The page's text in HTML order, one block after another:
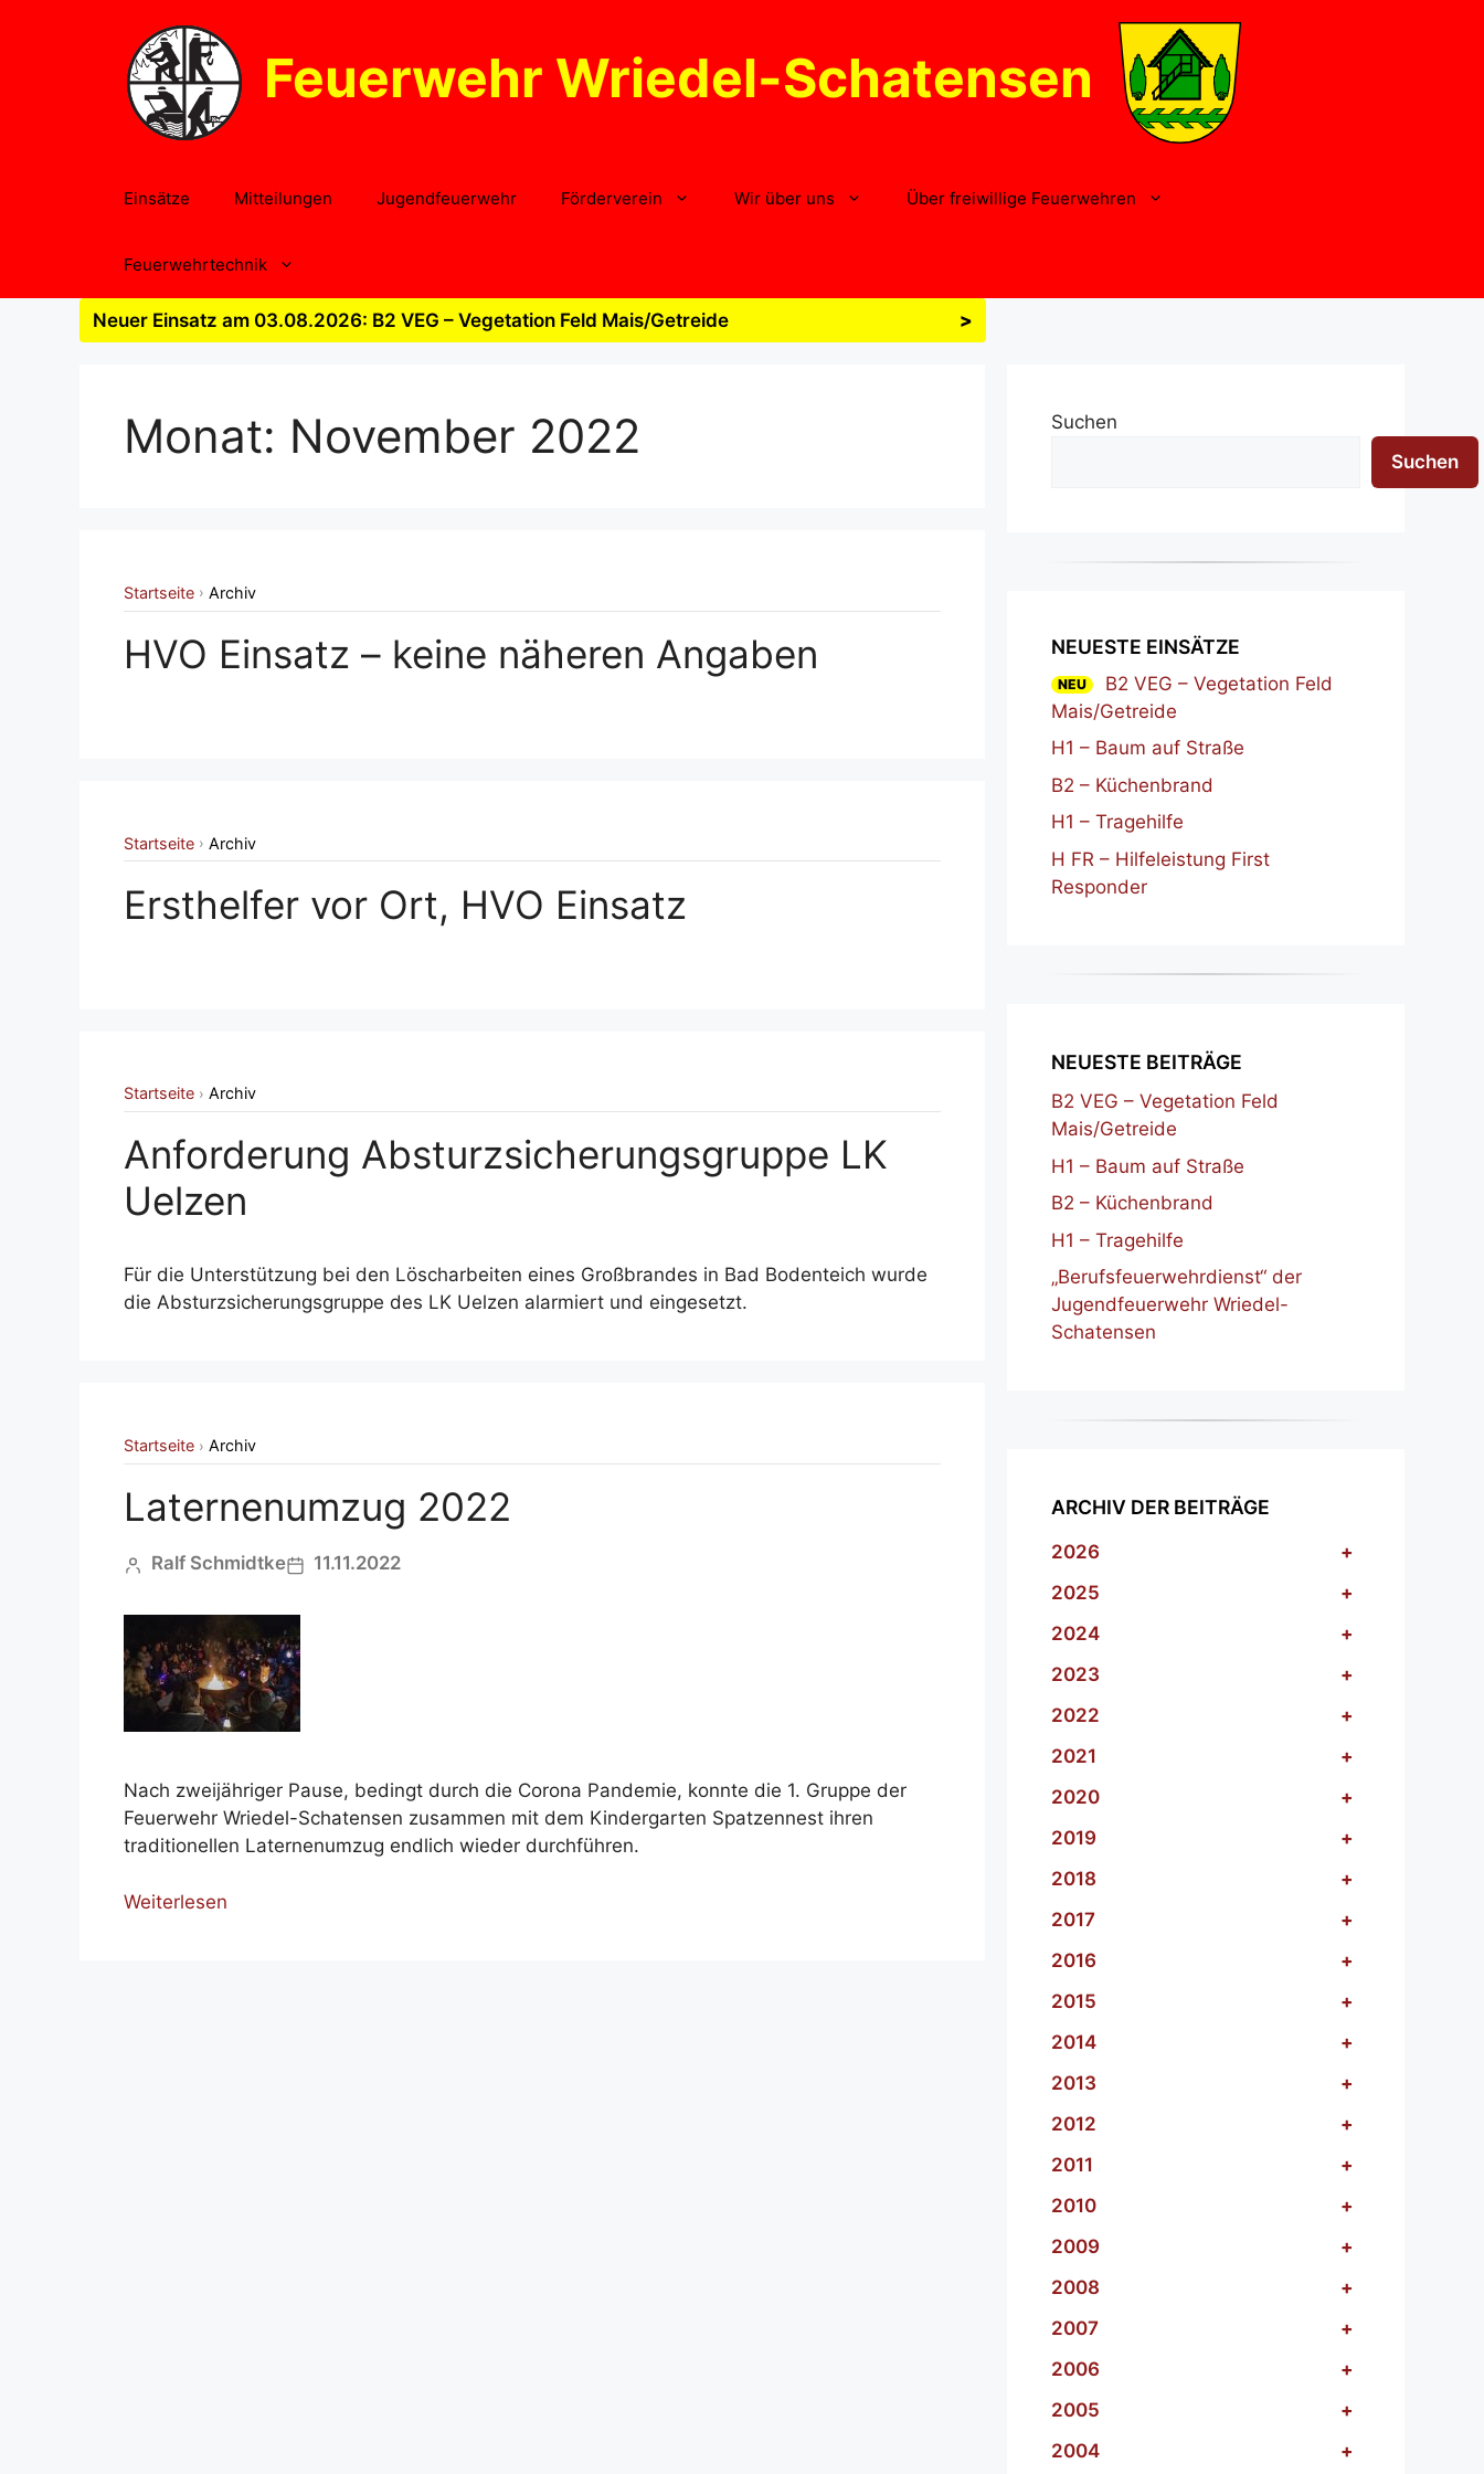
Feuerwehr Wriedel-Schatensen
Einsätze Mitteilungen Jugendfeuerwehr Förderverein Wir über uns Über freiwillige Feuerwehren
Feuerwehrtechnik
Neuer Einsatz am 03.08.2026: B2 VEG – Vegetation Feld Mais/Getreide >
Monat: November 2022
Startseite › Archiv
HVO Einsatz – keine näheren Angaben
Startseite › Archiv
Ersthelfer vor Ort, HVO Einsatz
Startseite › Archiv
Anforderung Absturzsicherungsgruppe LK
Uelzen
Für die Unterstützung bei den Löscharbeiten eines Großbrandes in Bad Bodenteich wurde
die Absturzsicherungsgruppe des LK Uelzen alarmiert und eingesetzt.
Startseite › Archiv
Laternenumzug 2022
Ralf Schmidtke 11.11.2022
Nach zweijähriger Pause, bedingt durch die Corona Pandemie, konnte die 1. Gruppe der
Feuerwehr Wriedel-Schatensen zusammen mit dem Kindergarten Spatzennest ihren
traditionellen Laternenumzug endlich wieder durchführen.
Weiterlesen
Suchen
Suchen
NEUESTE EINSÄTZE
NEU
B2 VEG – Vegetation Feld
Mais/Getreide
H1 – Baum auf Straße
B2 – Küchenbrand
H1 – Tragehilfe
H FR – Hilfeleistung First
Responder
NEUESTE BEITRÄGE
B2 VEG – Vegetation Feld
Mais/Getreide
H1 – Baum auf Straße
B2 – Küchenbrand
H1 – Tragehilfe
„Berufsfeuerwehrdienst“ der
Jugendfeuerwehr Wriedel-
Schatensen
ARCHIV DER BEITRÄGE
2026
+
2025
+
2024
+
2023
+
2022
+
2021
+
2020
+
2019
+
2018
+
2017
+
2016
+
2015
+
2014
+
2013
+
2012
+
2011
+
2010
+
2009
+
2008
+
2007
+
2006
+
2005
+
2004
+